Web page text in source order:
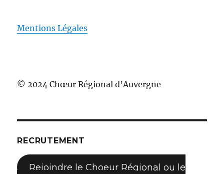
Mentions Légales
© 2024 Chœur Régional d’Auvergne
RECRUTEMENT
Rejoindre le Choeur Régional ou le